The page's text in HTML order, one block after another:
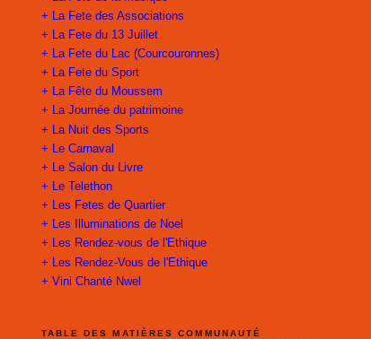
+ La Fete des Associations
+ La Fete du 13 Juillet
+ La Fete du Lac (Courcouronnes)
+ La Fete du Sport
+ La Fête du Moussem
+ La Journée du patrimoine
+ La Nuit des Sports
+ Le Carnaval
+ Le Salon du Livre
+ Le Telethon
+ Les Fetes de Quartier
+ Les Illuminations de Noel
+ Les Rendez-vous de l'Ethique
+ Les Rendez-Vous de l'Ethique
+ Vini Chanté Nwel
TABLE DES MATIÈRES COMMUNAUTÉ